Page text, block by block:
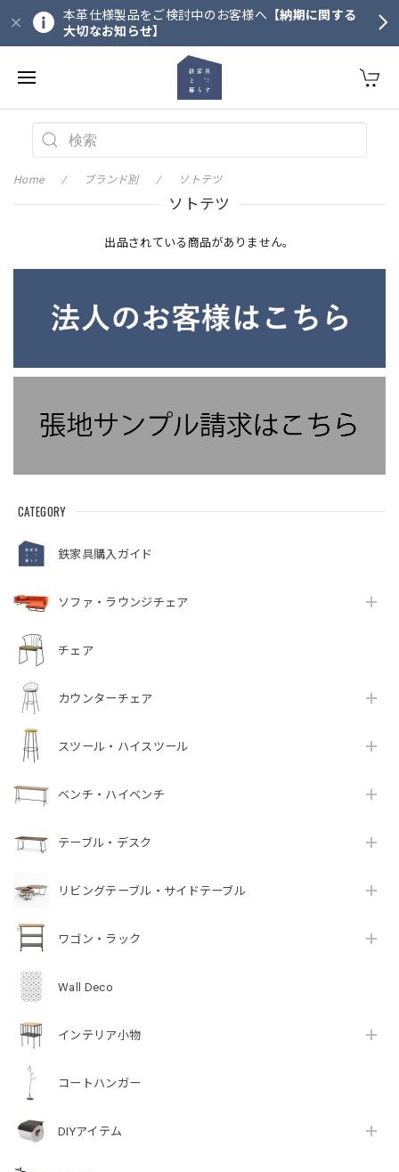
本革仕様製品をご検討中のお客様へ 【納期に関する
大切なお知らせ】
CATEGORY
鉄家具購入ガイド
ソファ・ラウンジチェア
チェア
カウンターチェア
スツール・ハイスツール
ベンチ・ハイベンチ
テーブル・デスク
リビングテーブル・サイドテーブル
ワゴン・ラック
Wall Deco
インテリア小物
コートハンガー
DIYアイテム
Home ブランド別 ソトテツ
ソトテツ
出品されている商品がありません。